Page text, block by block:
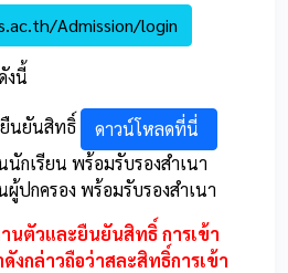
Admission/login
งนี้
นยันสิทธิ์
ดาวน์โหลดที่นี่
กเรียน พร้อมรับรองสำเนา
ปกครอง พร้อมรับรองสำเนา
นตัวและยืนยันสิทธิ์ การเข้า
งกล่าวถือว่าสละสิทธิ์การเข้า